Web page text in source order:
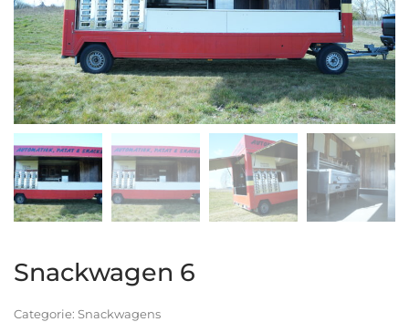
Snackwagen 6
Categorie: Snackwagens